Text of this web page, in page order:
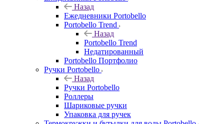
Назад
Ежедневники Portobello
Portobello Trend
Назад
Portobello Trend
Недатированный
Portobello Портфолио
Ручки Portobello
Назад
Ручки Portobello
Роллеры
Шариковые ручки
Упаковка для ручек